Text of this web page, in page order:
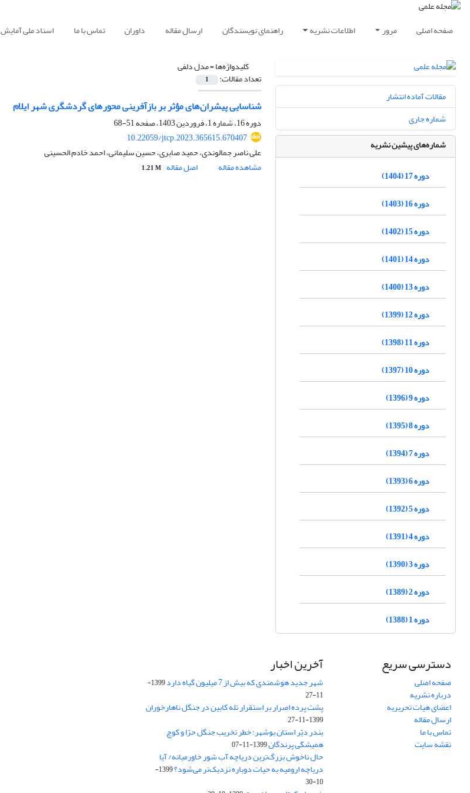
صفحه اصلی مرور اطلاعات نشریه راهنمای نویسندگان ارسال مقاله داوران تماس با ما اسناد ملی آمایش
کلیدواژه‌ها =مدل دلفی
تعداد مقالات: 1
شناسایی پیشران‌های مؤثر بر بازآفرینی محورهای گردشگری شهر ایلام
دوره 16، شماره 1، فروردین 1403، صفحه
51-68
10.22059/jtcp.2023.365615.670407
علی ناصر جمالوندی، حمید صابری، حسین سلیمانی، احمد خادم الحسینی
مشاهده مقاله
اصل مقاله 1.21 M
مقالات آماده انتشار
شماره جاری
شماره‌های پیشین نشریه
دوره 17 (1404)
دوره 16 (1403)
دوره 15 (1402)
دوره 14 (1401)
دوره 13 (1400)
دوره 12 (1399)
دوره 11 (1398)
دوره 10 (1397)
دوره 9 (1396)
دوره 8 (1395)
دوره 7 (1394)
دوره 6 (1393)
دوره 5 (1392)
دوره 4 (1391)
دوره 3 (1390)
دوره 2 (1389)
دوره 1 (1388)
دسترسی سریع
صفحه اصلی
درباره نشریه
اعضای هیات تحریریه
ارسال مقاله
تماس با ما
نقشه سایت
آخرین اخبار
شهر جدید هوشمندی که بیش از 7 میلیون گیاه دارد
1399-
11-27
پشت پرده اصرار بر استقرار تله کابین در جنگل ناهارخوران
1399-11-27
بندر دیّر استان بوشهر؛ خطر تخریب جنگل‌ حرّا و کوچ
همیشگی پرندگان1399-11-07
حال ناخوش بزرگ‌ترین دریاچه آب شور ‌خاور‌میانه/‌ آیا
دریاچه ارومیه به حیات دوباره نزدیک‌تر می‌شود؟
1399-
10-30